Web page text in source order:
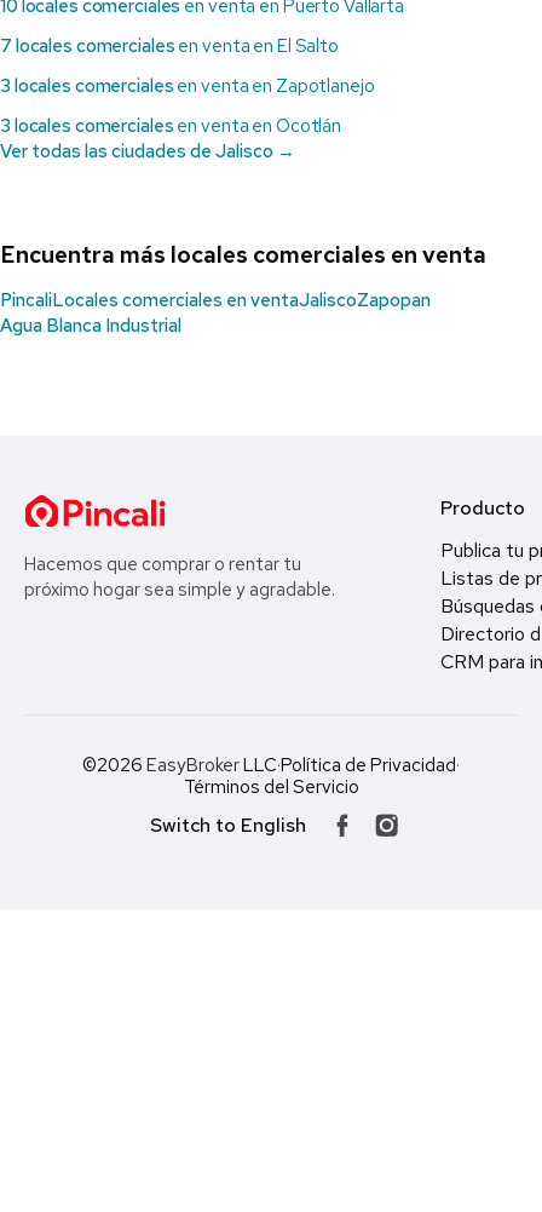
10 locales comerciales en venta en Puerto Vallarta
7 locales comerciales en venta en El Salto
3 locales comerciales en venta en Zapotlanejo
3 locales comerciales en venta en Ocotlán
Ver todas las ciudades de Jalisco →
Encuentra más locales comerciales en venta
PincaliLocales comerciales en ventaJaliscoZapopan
Agua Blanca Industrial
Hacemos que comprar o rentar tu
próximo hogar sea simple y agradable.
Producto
Publica tu
Listas de
Búsquedas
Directorio
CRM para
©2026 EasyBrokerLLC·Política de Privacidad·
Términos del Servicio
Switch to English